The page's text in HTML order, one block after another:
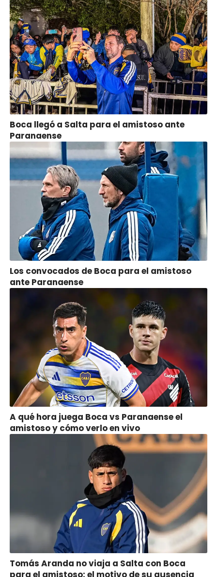
Boca llegó a Salta para el amistoso ante
Paranaense
Los convocados de Boca para el amistoso
ante Paranaense
A qué hora juega Boca vs Paranaense el
amistoso y cómo verlo en vivo
Tomás Aranda no viaja a Salta con Boca
para el amistoso: el motivo de su ausencia